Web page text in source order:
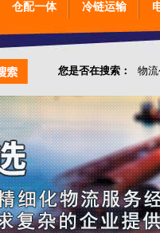
仓配一体 冷链运输
您是否在搜索： 物流
仓储综合专业定制物